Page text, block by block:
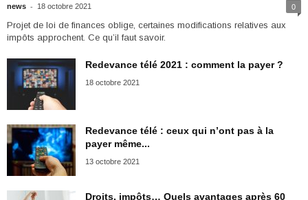
news - 18 octobre 2021 0
Projet de loi de finances oblige, certaines modifications relatives aux
impôts approchent. Ce qu’il faut savoir.
Redevance télé 2021 : comment la payer ?
18 octobre 2021
Redevance télé : ceux qui n’ont pas à la
payer même...
13 octobre 2021
Droits, impôts… Quels avantages après 60